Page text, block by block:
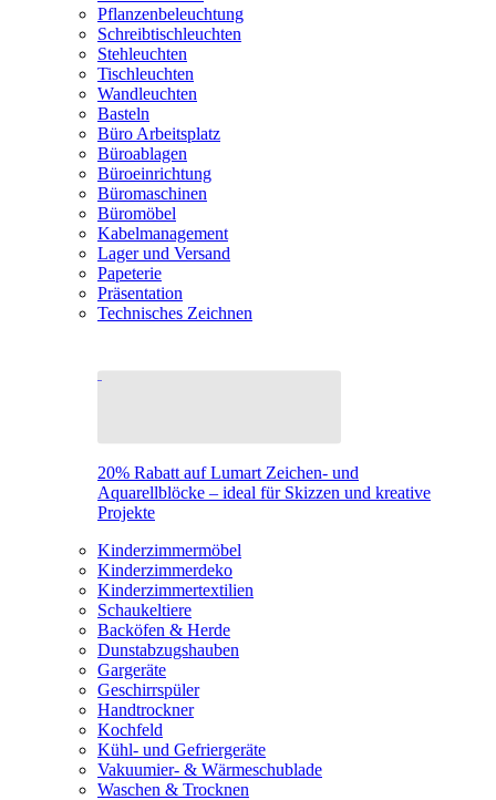
Pflanzenbeleuchtung
Schreibtischleuchten
Stehleuchten
Tischleuchten
Wandleuchten
Basteln
Büro Arbeitsplatz
Büroablagen
Büroeinrichtung
Büromaschinen
Büromöbel
Kabelmanagement
Lager und Versand
Papeterie
Präsentation
Technisches Zeichnen
20% Rabatt auf Lumart Zeichen- und
Aquarellblöcke – ideal für Skizzen und kreative
Projekte
Kinderzimmermöbel
Kinderzimmerdeko
Kinderzimmertextilien
Schaukeltiere
Backöfen & Herde
Dunstabzugshauben
Gargeräte
Geschirrspüler
Handtrockner
Kochfeld
Kühl- und Gefriergeräte
Vakuumier- & Wärmeschublade
Waschen & Trocknen